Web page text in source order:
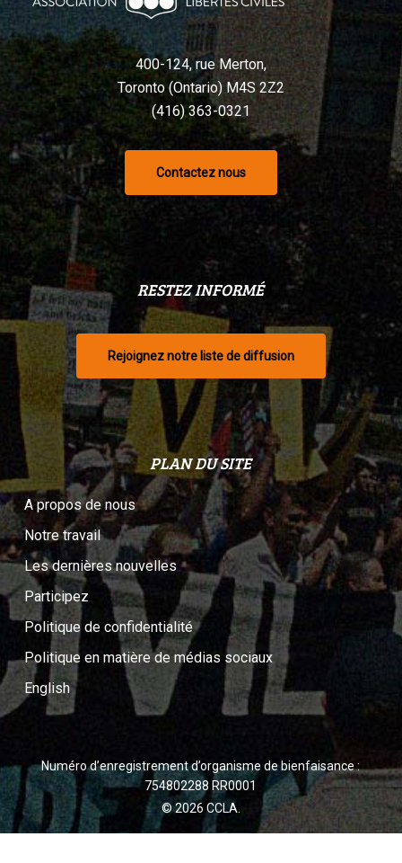
400-124, rue Merton,
Toronto (Ontario) M4S 2Z2
(416) 363-0321
Contactez nous
RESTEZ INFORMÉ
Rejoignez notre liste de diffusion
PLAN DU SITE
A propos de nous
Notre travail
Les dernières nouvelles
Participez
Politique de confidentialité
Politique en matière de médias sociaux
English
Numéro d’enregistrement d’organisme de bienfaisance :
754802288 RR0001
© 2026 CCLA.